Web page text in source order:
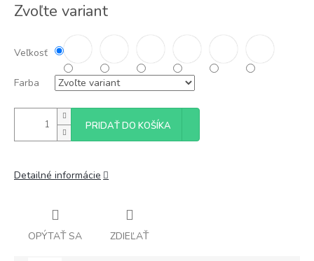
cena:
Zvoľte variant
Veľkosť
Farba
PRIDAŤ DO KOŠÍKA
Detailné informácie
OPÝTAŤ SA ZDIEĽAŤ